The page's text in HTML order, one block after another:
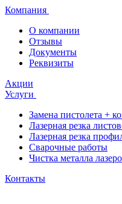
Компания
О компании
Отзывы
Документы
Реквизиты
Акции
Услуги
Замена пистолета +
Лазерная резка
Лазерная резка
Сварочные работы
Чистка металла
Контакты